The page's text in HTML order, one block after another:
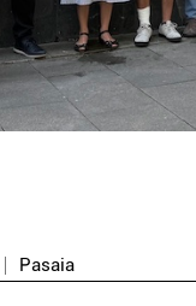
Pasaia